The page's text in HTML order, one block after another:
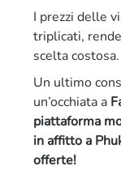
I prezzi delle
triplicati,
scelta costosa.
Un ultimo
un’occhiata a
piattaforma
in affitto a
offerte!